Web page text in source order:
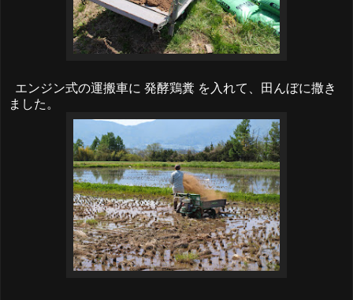
エンジン式の運搬車に 発酵鶏糞 を入れて、田んぼに撒き
ました。